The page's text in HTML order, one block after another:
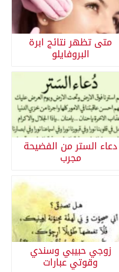
متى تظهر نتائج ابرة
البروفايلو
دعاء الستر من الفضيحة
مجرب
زوجي حبيبي وسندي
وقوتي عبارات